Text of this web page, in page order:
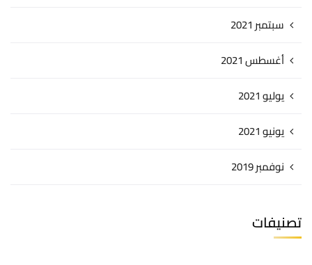
سبتمبر 2021
أغسطس 2021
يوليو 2021
يونيو 2021
نوفمبر 2019
تصنيفات